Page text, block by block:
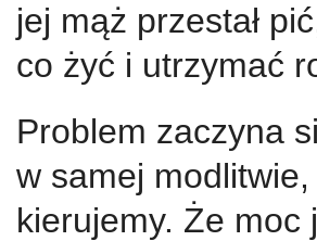
jej mąż przestał
co żyć i utrzymać
Problem zaczyna
w samej
kierujemy. Że moc